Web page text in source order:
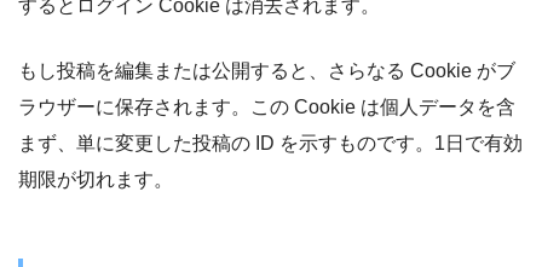
するとログイン Cookie は消去されます。
もし投稿を編集または公開すると、さらなる Cookie がブ
ラウザーに保存されます。この Cookie は個人データを含
まず、単に変更した投稿の ID を示すものです。1日で有効
期限が切れます。